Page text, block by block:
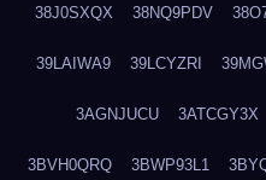
38J0SXQX 38NQ9PDV
39LAIWA9 39LCYZRI
3AGNJUCU 3ATCGY3X
3BVH0QRQ 3BWP93L1